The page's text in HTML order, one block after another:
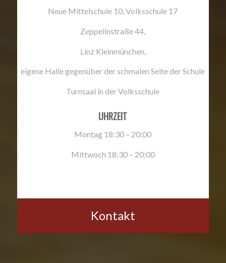
Neue Mittelschule 10, Volksschule 17
Zeppelinstraße 44,
Linz Kleinmünchen,
eigene Halle gegenüber der schmalen Seite der Schule
Turnsaal in der Volksschule
UHRZEIT
Montag 18:30 – 20:00
Mittwoch 18:30 – 20:00
Kontakt